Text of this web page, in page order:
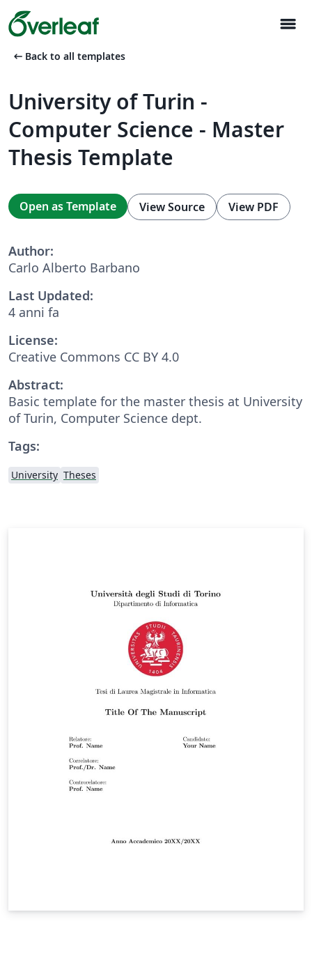
menu
arrow_left_alt Back to all templates
University of Turin -
Computer Science - Master
Thesis Template
Open as Template View Source View PDF
Author:
Carlo Alberto Barbano
Last Updated:
4 anni fa
License:
Creative Commons CC BY 4.0
Abstract:
Basic template for the master thesis at University
of Turin, Computer Science dept.
Tags:
University Theses